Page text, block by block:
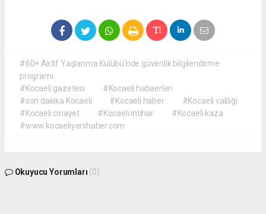
#60+ Aktif Yaşlanma Kulübü'nde güvenlik bilgilendirme
programı
#Kocaeli gazetesi
#Kocaeli habaerleri
#son dakika Kocaeli
#Kocaeli haber
#Kocaeli valiliği
#Kocaeli cinayet
#Kocaeli intihar
#Kocaeli kaza
#www.kocaeliyenihaber.com
Okuyucu Yorumları (0)